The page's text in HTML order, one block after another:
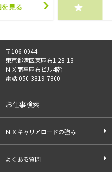
〒106-0044
東京都港区東麻布1-28-13
ＮＸ商事麻布ビル4階
電話:050-3819-7860
お仕事検索
ＮＸキャリアロードの強み
よくある質問